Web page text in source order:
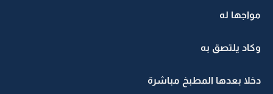
مواجها له
وكاد يلتصق به
دخلا بعدها المطبخ مباشرة